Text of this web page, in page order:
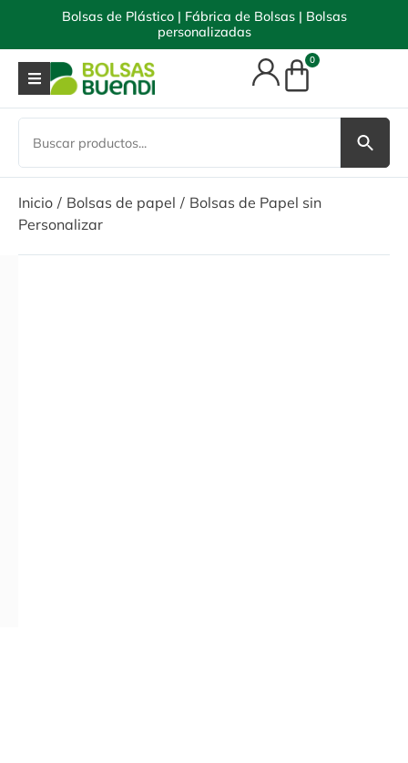
Bolsas de Plástico | Fábrica de Bolsas | Bolsas
personalizadas
0
Inicio Bolsas de papel
Bolsas de Papel sin
Personalizar